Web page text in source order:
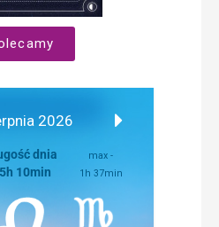
2026
dnia
10min
max -
1h 37min